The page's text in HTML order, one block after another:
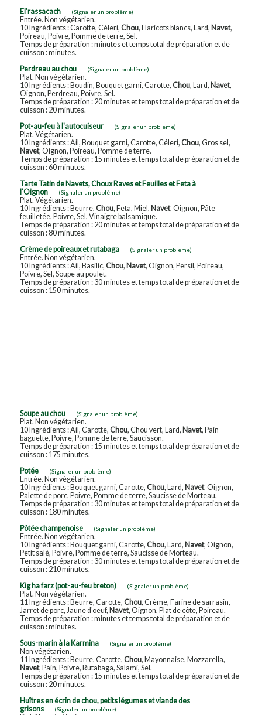
El'rassacach
(Signaler un problème)
Entrée. Non végétarien.
10 Ingrédients : Carotte, Céleri, Chou, Haricots blancs, Lard, Navet,
Poireau, Poivre, Pomme de terre, Sel.
Temps de préparation : minutes et temps total de préparation et de
cuisson : minutes.
Perdreau au chou
(Signaler un problème)
Plat. Non végétarien.
10 Ingrédients : Boudin, Bouquet garni, Carotte, Chou, Lard, Navet,
Oignon, Perdreau, Poivre, Sel.
Temps de préparation : 20 minutes et temps total de préparation et de
cuisson : 20 minutes.
Pot-au-feu à l'autocuiseur
(Signaler un problème)
Plat. Végétarien.
10 Ingrédients : Ail, Bouquet garni, Carotte, Céleri, Chou, Gros sel,
Navet, Oignon, Poireau, Pomme de terre.
Temps de préparation : 15 minutes et temps total de préparation et de
cuisson : 60 minutes.
Tarte Tatin de Navets, Choux Raves et Feuilles et Feta à
l'Oignon
(Signaler un problème)
Plat. Végétarien.
10 Ingrédients : Beurre, Chou, Feta, Miel, Navet, Oignon, Pâte
feuilletée, Poivre, Sel, Vinaigre balsamique.
Temps de préparation : 20 minutes et temps total de préparation et de
cuisson : 80 minutes.
Crème de poireaux et rutabaga
(Signaler un problème)
Entrée. Non végétarien.
10 Ingrédients : Ail, Basilic, Chou, Navet, Oignon, Persil, Poireau,
Poivre, Sel, Soupe au poulet.
Temps de préparation : 30 minutes et temps total de préparation et de
cuisson : 150 minutes.
Soupe au chou (Signaler un problème)
Plat. Non végétarien.
10 Ingrédients : Ail, Carotte, Chou, Chou vert, Lard, Navet, Pain
baguette, Poivre, Pomme de terre, Saucisson.
Temps de préparation : 15 minutes et temps total de préparation et de
cuisson : 175 minutes.
Potée
(Signaler un problème)
Entrée. Non végétarien.
10 Ingrédients : Bouquet garni, Carotte, Chou, Lard, Navet, Oignon,
Palette de porc, Poivre, Pomme de terre, Saucisse de Morteau.
Temps de préparation : 30 minutes et temps total de préparation et de
cuisson : 180 minutes.
Pôtée champenoise
(Signaler un problème)
Entrée. Non végétarien.
10 Ingrédients : Bouquet garni, Carotte, Chou, Lard, Navet, Oignon,
Petit salé, Poivre, Pomme de terre, Saucisse de Morteau.
Temps de préparation : 30 minutes et temps total de préparation et de
cuisson : 210 minutes.
Kig ha farz (pot-au-feu breton)
(Signaler un problème)
Plat. Non végétarien.
11 Ingrédients : Beurre, Carotte, Chou, Crème, Farine de sarrasin,
Jarret de porc, Jaune d'oeuf, Navet, Oignon, Plat de côte, Poireau.
Temps de préparation : minutes et temps total de préparation et de
cuisson : minutes.
Sous-marin à la Karmina
(Signaler un problème)
Non végétarien.
11 Ingrédients : Beurre, Carotte, Chou, Mayonnaise, Mozzarella,
Navet, Pain, Poivre, Rutabaga, Salami, Sel.
Temps de préparation : 15 minutes et temps total de préparation et de
cuisson : 20 minutes.
Huîtres en écrin de chou, petits légumes et viande des
grisons
(Signaler un problème)